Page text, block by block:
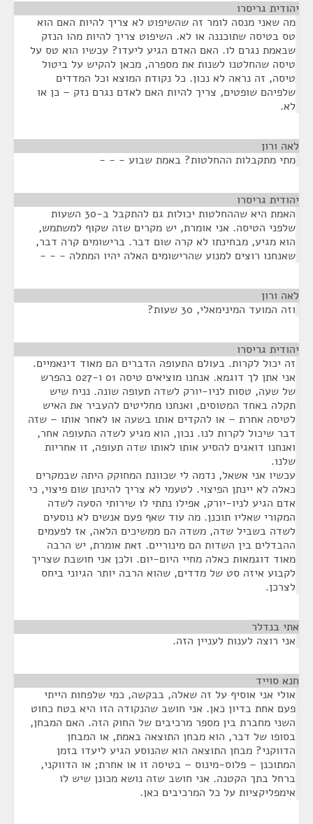
יהודית גריסרו
מה שאני מנסה לומר זה שהשיפוט לא צריך להיות האם הוא
טס בטיסה שתוכננה או לא. השיפוט צריך להיות מהו הנזק
שבאמת נגרם לו. האם האדם הגיע ליעדו? עכשיו הוא טס על
טיסה שהחלטנו לשנות את מספרה, מכאן להקיש על ביטול
טיסה, זה נראה לא נכון. כל נקודת המוצא וכל המדדים
שלפיהם שופטים, צריך להיות האם לאדם נגרם נזק – כן או
לא.
לאה ורון
מתי מתקבלות ההחלטות? באמת שבוע - - -
יהודית גריסרו
האמת היא שההחלטות יכולות גם להתקבל ב-30 השעות
שלפני הטיסה. אני אומרת, יש מקרים שזה שקוף למשתמש,
הוא מגיע, מבחינתו לא קרה שום דבר. ברישומים קרה דבר,
שאנחנו רוצים למנוע שהרישומים האלה יהיו המתלה - - -
לאה ורון
וזה המועד המינימאלי, 30 שעות?
יהודית גריסרו
זה יכול לקרות. בעולם התעופה הדברים הם מאוד דינאמיים.
אני אתן לך דוגמא. אנחנו מוציאים טיסה 01 ו-027 בהפרש
של שעה, טסות לניו-יורק לשדה תעופה שונה. נניח שיש
תקלה באחד המטוסים, ואנחנו מחליטים להעביר את האיש
לטיסה אחרת – או להקדים אותו בשעה או לאחר אותו – שזה
דבר שיכול לקרות לנו. נכון, הוא מגיע לשדה התעופה אחר,
ואנחנו דואגים להסיע אותו לאותו שדה תעופה, זו אחריות
שלנו.
עכשיו אני אשאל, נדמה לי שכוונת המחוקק היתה שבמקרים
כאלה לא יינתן הפיצוי. לטעמי לא צריך להינתן שום פיצוי, כי
אדם הגיע לניו-יורק, אפילו נתתי לו שירותי הסעה לשדה
המקורי שאליו תוכנן. מה עוד שאף פעם אנשים לא נוסעים
לשדה בשביל שדה, משדה הם ממשיכים הלאה, אז לפעמים
ההבדלים בין השדות הם מינוריים. זאת אומרת, יש הרבה
מאוד דוגמאות כאלה מחיי היום-יום. ולכן אני חושבת שצריך
לקבוע איזה סט של מדדים, שהוא הרבה יותר הגיוני ביחס
לצרכן.
אתי בנדלר
אני רוצה לענות לעניין הזה.
חנא סוייד
אולי אני אוסיף על זה שאלה, בבקשה, כמי שלפחות הייתי
פעם אחת בדיון כאן. אני חושב שהנקודה הזו היא בטח כחוט
השני מחברת בין מספר מרכיבים של החוק הזה. האם המבחן,
בסופו של דבר, הוא מבחן התוצאה באמת, או המבחן
הדווקני? מבחן התוצאה הוא שהנוסע הגיע ליעדו בזמן
המתוכנן – פלוס-מינוס – בטיסה זו או אחרת; או הדווקני,
ברחל בתך הקטנה. אני חושב שזה נושא מכונן שיש לו
אימפליקציות על כל המרכיבים כאן.